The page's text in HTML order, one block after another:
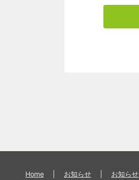
Home お知らせ お知らせ